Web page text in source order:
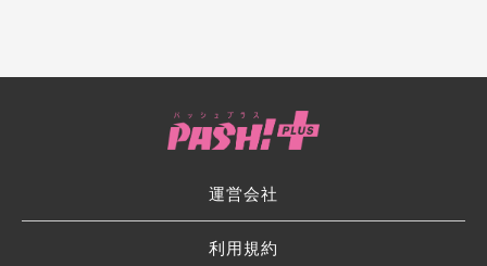
運営会社
利用規約